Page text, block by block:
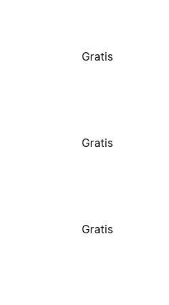
Gratis
Gratis
Gratis